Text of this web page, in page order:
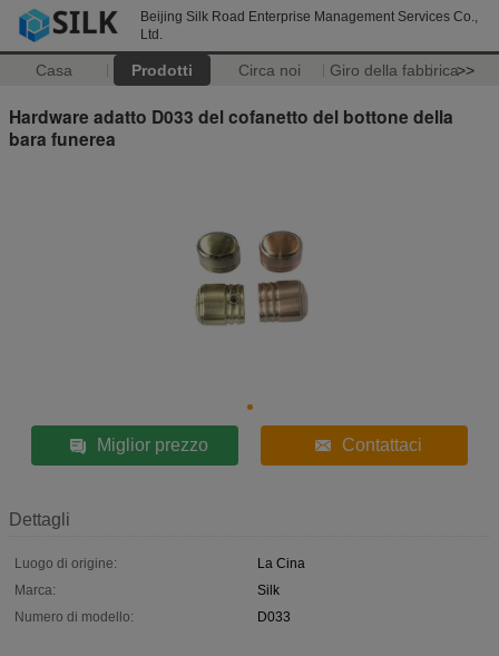
Beijing Silk Road Enterprise Management Services Co.,
Ltd.
Casa Prodotti Circa noi Giro della fabbrica>>
Hardware adatto D033 del cofanetto del bottone della
bara funerea
Miglior prezzo Contattaci
Dettagli
Luogo di origine:
La Cina
Marca:
Silk
Numero di modello:
D033